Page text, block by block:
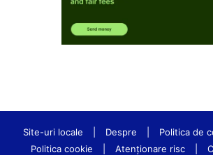
Site-uri locale Despre Politica de
Politica cookie
Atenționare risc